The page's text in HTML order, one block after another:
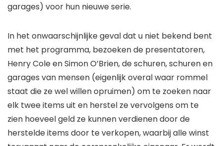
garages) voor hun nieuwe serie.
In het onwaarschijnlijke geval dat u niet bekend bent
met het programma, bezoeken de presentatoren,
Henry Cole en Simon O’Brien, de schuren, schuren en
garages van mensen (eigenlijk overal waar rommel
staat die ze wel willen opruimen) om te zoeken naar
elk twee items uit en herstel ze vervolgens om te
zien hoeveel geld ze kunnen verdienen door de
herstelde items door te verkopen, waarbij alle winst